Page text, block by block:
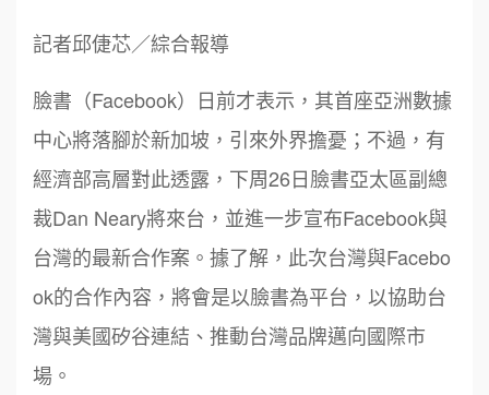
記者邱倢芯／綜合報導
臉書（Facebook）日前才表示，其首座亞洲數據
中心將落腳於新加坡，引來外界擔憂；不過，有
經濟部高層對此透露，下周26日臉書亞太區副總
裁Dan Neary將來台，並進一步宣布Facebook與
台灣的最新合作案。據了解，此次台灣與Facebo
ok的合作內容，將會是以臉書為平台，以協助台
灣與美國矽谷連結、推動台灣品牌邁向國際市
場。